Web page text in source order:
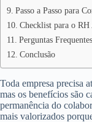
Passo a Passo para
Checklist para o RH
Perguntas
Conclusão
Toda empresa precisa
mas os benefícios são
permanência do
mais valorizados